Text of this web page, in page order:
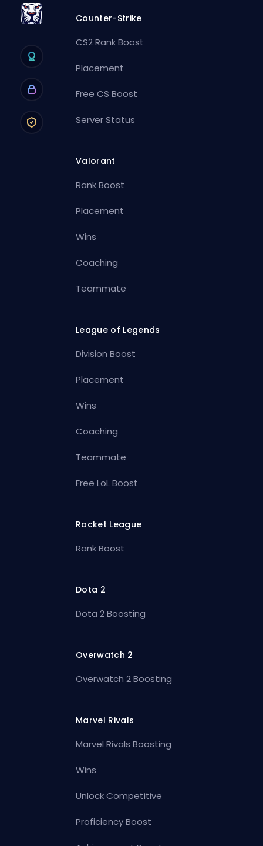
Counter-Strike
CS2 Rank Boost
Placement
Free CS Boost
Server Status
Valorant
Rank Boost
Placement
Wins
Coaching
Teammate
League of Legends
Division Boost
Placement
Wins
Coaching
Teammate
Free LoL Boost
Rocket League
Rank Boost
Dota 2
Dota 2 Boosting
Overwatch 2
Overwatch 2 Boosting
Marvel Rivals
Marvel Rivals Boosting
Wins
Unlock Competitive
Proficiency Boost